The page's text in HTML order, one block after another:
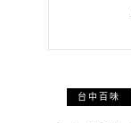
台中百味